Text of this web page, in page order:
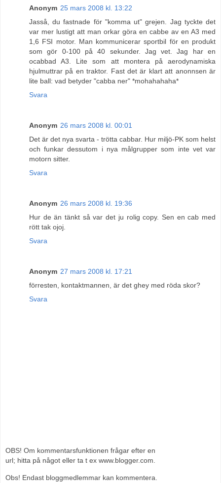
Anonym 25 mars 2008 kl. 13:22
Jasså, du fastnade för "komma ut" grejen. Jag tyckte det
var mer lustigt att man orkar göra en cabbe av en A3 med
1,6 FSI motor. Man kommunicerar sportbil för en produkt
som gör 0-100 på 40 sekunder. Jag vet. Jag har en
ocabbad A3. Lite som att montera på aerodynamiska
hjulmuttrar på en traktor. Fast det är klart att anonnsen är
lite ball: vad betyder "cabba ner" *mohahahaha*
Svara
Anonym 26 mars 2008 kl. 00:01
Det är det nya svarta - trötta cabbar. Hur miljö-PK som helst
och funkar dessutom i nya målgrupper som inte vet var
motorn sitter.
Svara
Anonym 26 mars 2008 kl. 19:36
Hur de än tänkt så var det ju rolig copy. Sen en cab med
rött tak ojoj.
Svara
Anonym 27 mars 2008 kl. 17:21
förresten, kontaktmannen, är det ghey med röda skor?
Svara
OBS! Om kommentarsfunktionen frågar efter en
url; hitta på något eller ta t ex www.blogger.com.
Obs! Endast bloggmedlemmar kan kommentera.